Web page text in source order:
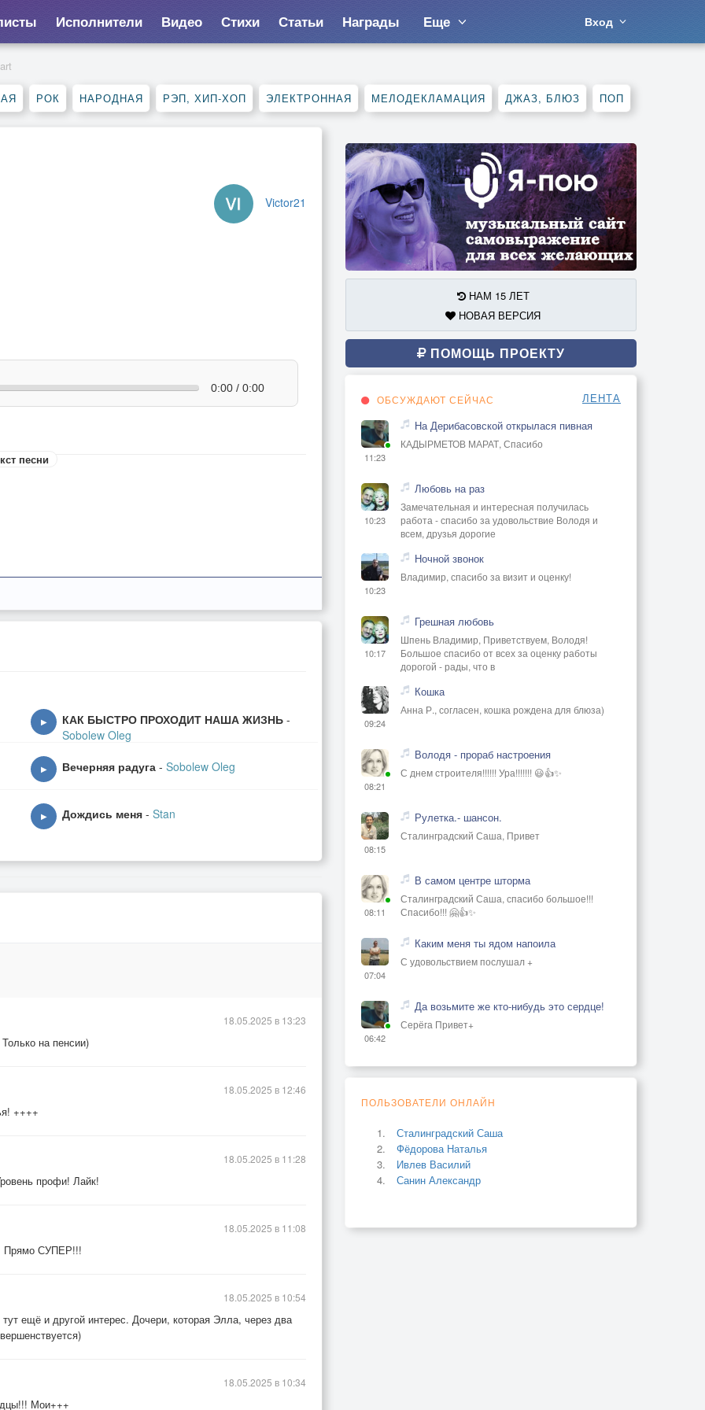
Исполнители Видео Стихи Статьи Награды Еще Вход
РОК НАРОДНАЯ РЭП, ХИП-ХОП ЭЛЕКТРОННАЯ МЕЛОДЕКЛАМАЦИЯ ДЖАЗ, БЛЮЗ ПОП
Victor21
0:00 / 0:00
песни
make
▶ КАК БЫСТРО ПРОХОДИТ НАША ЖИЗНЬ -
Sobolew Oleg
▶ Вечерняя радуга - Sobolew Oleg
▶ Дождись меня - Stan
на пенсии)
18.05.2025 в 13:23
++++
18.05.2025 в 12:46
профи! Лайк!
18.05.2025 в 11:28
Прямо СУПЕР!!!
18.05.2025 в 11:08
ещё и другой интерес. Дочери, которая Элла, через два
18.05.2025 в 10:54
Мои+++
18.05.2025 в 10:34
НАМ 15 ЛЕТ
НОВАЯ ВЕРСИЯ
ПОМОЩЬ ПРОЕКТУ
ОБСУЖДАЮТ СЕЙЧАС ЛЕНТА
11:23
На Дерибасовской открылася пивная
КАДЫРМЕТОВ МАРАТ, Спасибо
10:23
Любовь на раз
Замечательная и интересная получилась
работа - спасибо за удовольствие Володя и
всем, друзья дорогие
10:23
Ночной звонок
Владимир, спасибо за визит и оценку!
10:17
Грешная любовь
Шпень Владимир, Приветствуем, Володя!
Большое спасибо от всех за оценку работы
дорогой - рады, что в
09:24
Кошка
Анна Р., согласен, кошка рождена для блюза)
08:21
Володя - прораб настроения
С днем строителя!!!!!! Ура!!!!!!! 😃👍✨
08:15
Рулетка.- шансон.
Сталинградский Саша, Привет
08:11
В самом центре шторма
Сталинградский Саша, спасибо большое!!!
Спасибо!!! 🤗👍✨
07:04
Каким меня ты ядом напоила
С удовольствием послушал +
06:42
Да возьмите же кто-нибудь это сердце!
Серёга Привет+
ПОЛЬЗОВАТЕЛИ ОНЛАЙН
Сталинградский Саша
Фёдорова Наталья
Ивлев Василий
Санин Александр